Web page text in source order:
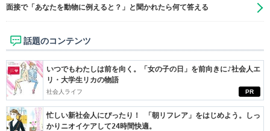
面接で「あなたを動物に例えると？」と聞かれたら何て答える
話題のコンテンツ
PR
いつでもわたしは前を向く。「女の子の日」を前向きに♪社会人エ
リ・大学生リカの物語
社会人ライフ
忙しい新社会人にぴったり！ 「朝リフレア」をはじめよう。しっ
かりニオイケアして24時間快適。